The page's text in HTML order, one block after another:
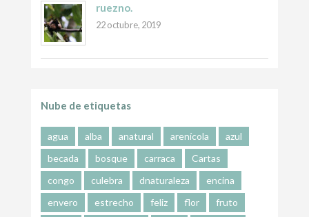
ruezno.
22 octubre, 2019
Nube de etiquetas
agua alba anatural arenícola
azul
becada
bosque carraca
Cartas
congo
culebra dnaturaleza
encina
envero
estrecho feliz flor
fruto